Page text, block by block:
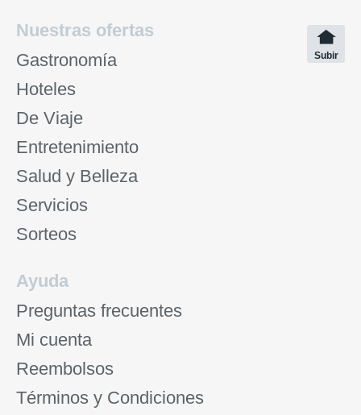
Nuestras ofertas
Gastronomía
Hoteles
De Viaje
Entretenimiento
Salud y Belleza
Servicios
Sorteos
Subir
Ayuda
Preguntas frecuentes
Mi cuenta
Reembolsos
Términos y Condiciones